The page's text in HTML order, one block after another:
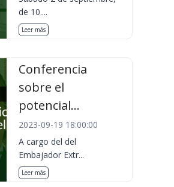
de 10....
Leer más
Conferencia
sobre el
potencial...
2023-09-19 18:00:00
A cargo del del
Embajador Extr...
Leer más